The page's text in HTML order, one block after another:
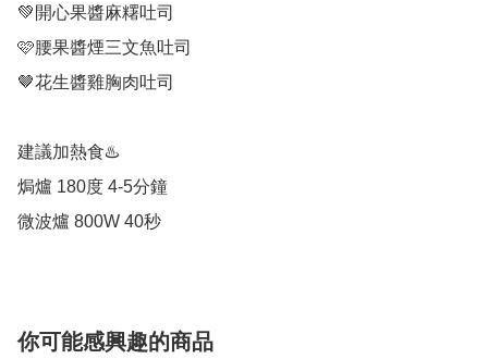
💚開心果醬麻糬吐司
🩷腰果醬煙三文魚吐司
🤎花生醬雞胸肉吐司
建議加熱食♨️
焗爐 180度 4-5分鐘
微波爐 800W 40秒
你可能感興趣的商品